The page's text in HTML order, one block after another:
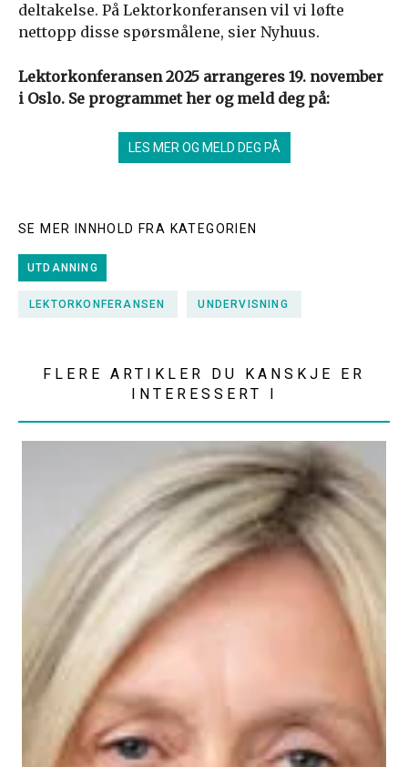
deltakelse. På Lektorkonferansen vil vi løfte
nettopp disse spørsmålene, sier Nyhuus.
Lektorkonferansen 2025 arrangeres 19. november
i Oslo. Se programmet her og meld deg på:
LES MER OG MELD DEG PÅ
SE MER INNHOLD FRA KATEGORIEN
UTDANNING
LEKTORKONFERANSEN UNDERVISNING
FLERE ARTIKLER DU KANSKJE ER
INTERESSERT I